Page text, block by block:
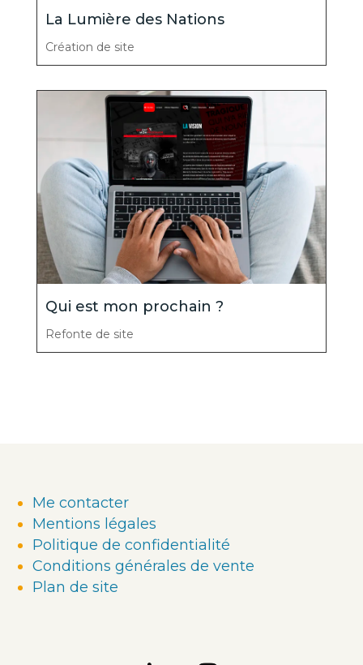
La Lumière des Nations
Création de site
Qui est mon prochain ?
Refonte de site
Me contacter
Mentions légales
Politique de confidentialité
Conditions générales de vente
Plan de site